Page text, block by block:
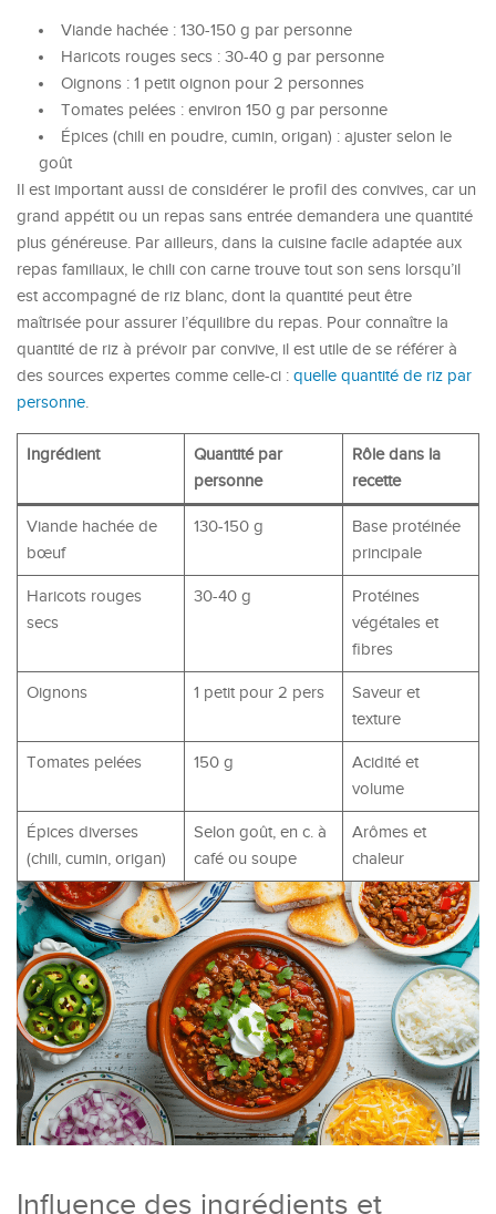
Viande hachée : 130-150 g par personne
Haricots rouges secs : 30-40 g par personne
Oignons : 1 petit oignon pour 2 personnes
Tomates pelées : environ 150 g par personne
Épices (chili en poudre, cumin, origan) : ajuster selon le
goût
Il est important aussi de considérer le profil des convives, car un
grand appétit ou un repas sans entrée demandera une quantité
plus généreuse. Par ailleurs, dans la cuisine facile adaptée aux
repas familiaux, le chili con carne trouve tout son sens lorsqu’il
est accompagné de riz blanc, dont la quantité peut être
maîtrisée pour assurer l’équilibre du repas. Pour connaître la
quantité de riz à prévoir par convive, il est utile de se référer à
des sources expertes comme celle-ci : quelle quantité de riz par
personne.
Ingrédient
Quantité par
personne
Rôle dans la
recette
Viande hachée de
bœuf
130-150 g
Base protéinée
principale
Haricots rouges
secs
30-40 g
Protéines
végétales et
fibres
Oignons 1 petit pour 2 pers
Saveur et
texture
Tomates pelées 150 g
Acidité et
volume
Épices diverses
(chili, cumin, origan)
Selon goût, en c. à
café ou soupe
Arômes et
chaleur
Influence des ingrédients et